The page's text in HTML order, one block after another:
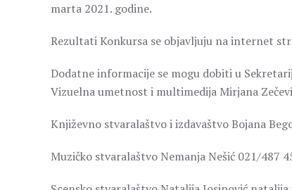
marta 2021. godine.
Rezultati Konkursa se objavljuju na internet
Dodatne informacije se mogu dobiti u
Vizuelna umetnost i multimedija Mirjana
Književno stvaralaštvo i izdavaštvo Bojana
Muzičko stvaralaštvo Nemanja Nešić 021/487